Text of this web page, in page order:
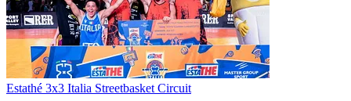
Estathé 3x3 Italia Streetbasket Circuit